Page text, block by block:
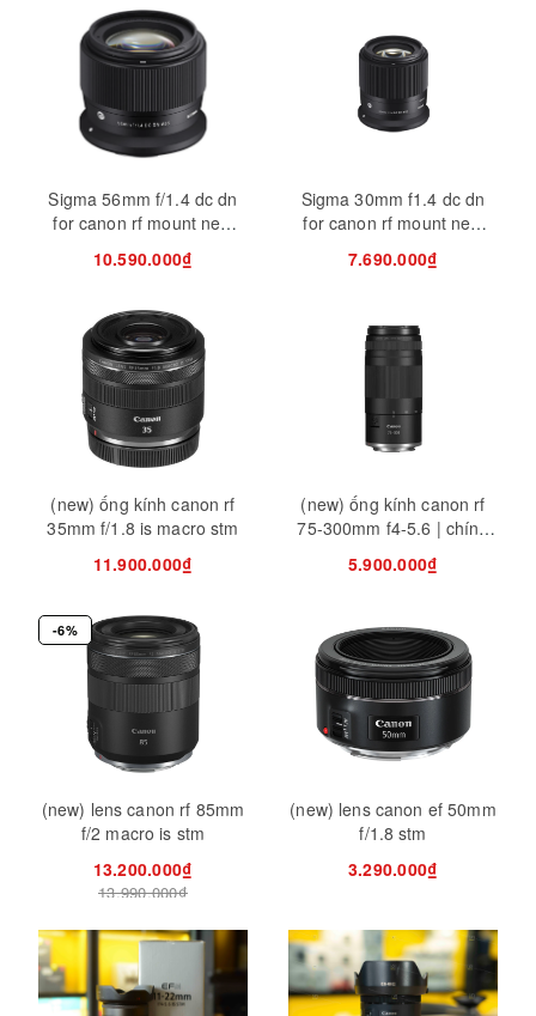
Sigma 56mm f/1.4 dc dn
for canon rf mount new
(chính hãng)
10.590.000₫
Sigma 30mm f1.4 dc dn
for canon rf mount new
(chính hãng)
7.690.000₫
(new) ống kính canon rf
35mm f/1.8 is macro stm
11.900.000₫
(new) ống kính canon rf
75-300mm f4-5.6 | chính
5.900.000₫
-6%
(new) lens canon rf 85mm
f/2 macro is stm
13.200.000₫
13.990.000₫
(new) lens canon ef 50mm
f/1.8 stm
3.290.000₫